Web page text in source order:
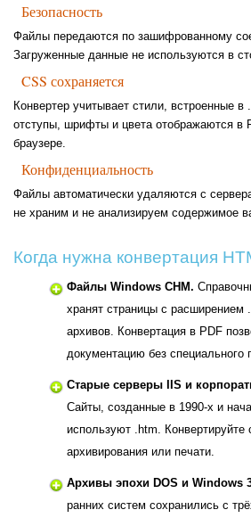
Безопасность
Файлы передаются по зашифрованному
Загруженные данные не используются в
CSS сохраняется
Конвертер учитывает стили, встроенные
отступы, шрифты и цвета отображаются в
браузере.
Конфиденциальность
Файлы автоматически удаляются с
не храним и не анализируем содержимое
Когда нужна конвертация
Файлы Windows CHM.
хранят страницы с расширением
архивов. Конвертация в PDF
документацию без специального
Старые серверы IIS и
Сайты, созданные в 1990-х и
используют .htm.
архивирования или печати.
Архивы эпохи DOS и Windows
ранних систем сохранились с